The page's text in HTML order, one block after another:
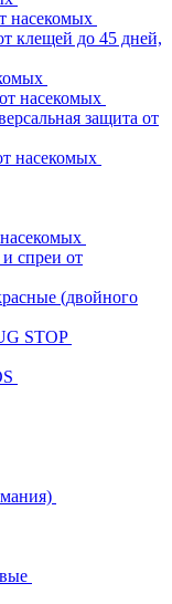
клещей до 45 дней,
насекомых
защита от
насекомых
спреи от
(двойного
STOP